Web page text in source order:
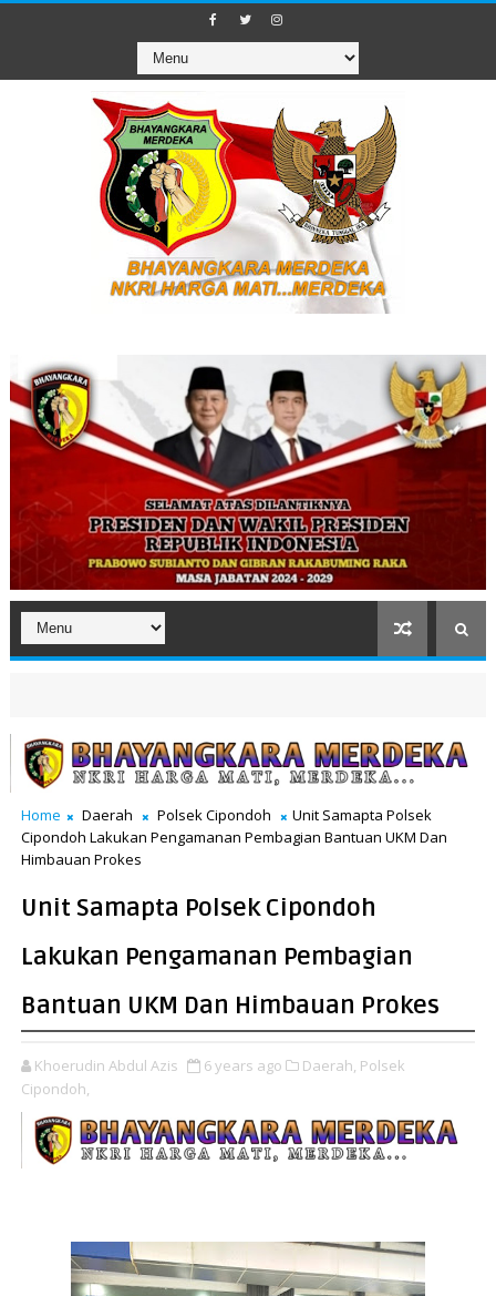
Home Daerah Polsek Cipondoh
Unit Samapta Polsek
Cipondoh Lakukan Pengamanan Pembagian Bantuan UKM Dan
Himbauan Prokes
Unit Samapta Polsek Cipondoh
Lakukan Pengamanan Pembagian
Bantuan UKM Dan Himbauan Prokes
Khoerudin Abdul Azis 6 years ago Daerah, Polsek
Cipondoh,